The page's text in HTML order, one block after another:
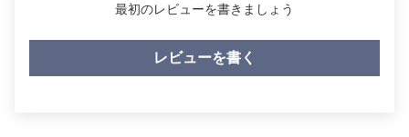
最初のレビューを書きましょう
レビューを書く